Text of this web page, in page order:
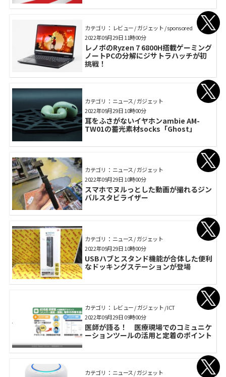
カテゴリ： レビュー / ガジェット / sponsored
レノボのRyzen 7 6800H搭載ゲーミング
ノートPCの分解にジサトラハッチが初
挑戦！
2022年09月29日 11時00分
カテゴリ： ニュース / ガジェット
耳をふさがないイヤホンambie AM-
TW01の蓄光素材socks「Ghost」
2022年09月29日 10時00分
カテゴリ： ニュース / ガジェット
スマホでヌルっとした動画が撮れるジン
バルスタビライザー
2022年09月29日 10時00分
カテゴリ： ニュース / ガジェット
USBハブとスタンド機能が合体した便利
なドッキングステーションが登場
2022年09月29日 10時00分
カテゴリ： レビュー / ガジェット / ICT
医師が語る！ 医療現場でのコミュニケ
ーションツールの活用と定着のポイント
2022年09月29日 09時00分
カテゴリ： ニュース / ガジェット